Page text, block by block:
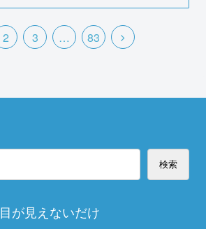
2 3 … 83
検索
目が見えないだけ